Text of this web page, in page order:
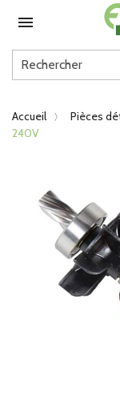

Accueil Pièces
240V